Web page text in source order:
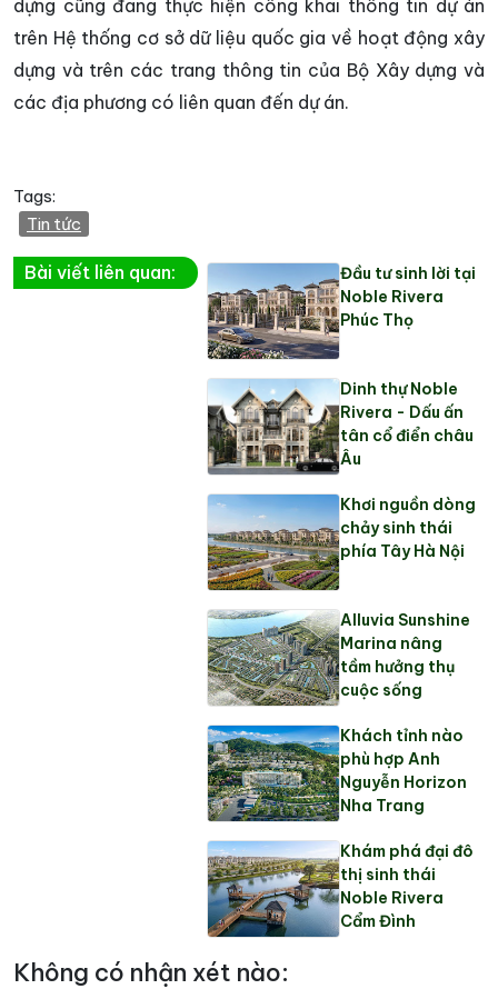
dựng cũng đang thực hiện công khai thông tin dự án
trên Hệ thống cơ sở dữ liệu quốc gia về hoạt động xây
dựng và trên các trang thông tin của Bộ Xây dựng và
các địa phương có liên quan đến dự án.
Tags:
Tin tức
Bài viết liên quan:
Đầu tư sinh lời tại
Noble Rivera
Phúc Thọ
Dinh thự Noble
Rivera - Dấu ấn
tân cổ điển châu
Âu
Khơi nguồn dòng
chảy sinh thái
phía Tây Hà Nội
Alluvia Sunshine
Marina nâng
tầm hưởng thụ
cuộc sống
Khách tỉnh nào
phù hợp Anh
Nguyễn Horizon
Nha Trang
Khám phá đại đô
thị sinh thái
Noble Rivera
Cẩm Đình
Không có nhận xét nào: